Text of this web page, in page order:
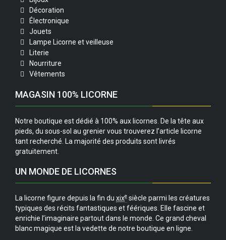
Décoration
Électronique
Jouets
Lampe Licorne et veilleuse
Literie
Nourriture
Vêtements
MAGASIN 100% LICORNE
Notre boutique est dédié à 100% aux licornes. De la tête aux
pieds, du sous-sol au grenier vous trouverez l’article licorne
tant recherché. La majorité des produits sont livrés
gratuitement.
UN MONDE DE LICORNES
La licorne figure depuis la fin du xixe siècle parmi les créatures
typiques des récits fantastiques et féériques. Elle fascine et
enrichie l’imaginaire partout dans le monde. Ce grand cheval
blanc magique est la vedette de notre boutique en ligne.